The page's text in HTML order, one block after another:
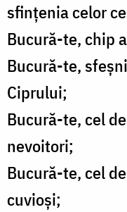
sfințenia celor
Bucură-te, chip
Bucură-te,
Ciprului;
Bucură-te, cel
nevoitori;
Bucură-te, cel
cuvioși;